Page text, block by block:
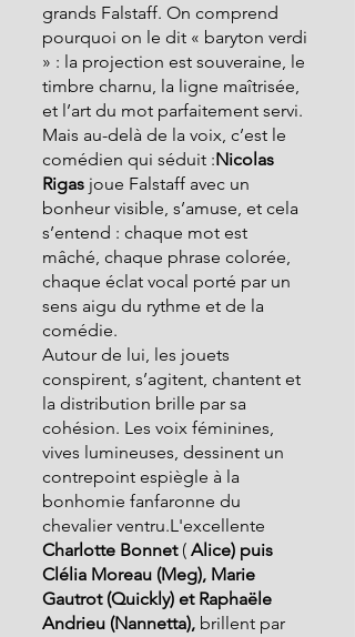
grands Falstaff. On comprend
pourquoi on le dit « baryton verdi
» : la projection est souveraine, le
timbre charnu, la ligne maîtrisée,
et l’art du mot parfaitement servi.
Mais au-delà de la voix, c’est le
comédien qui séduit :Nicolas
Rigas joue Falstaff avec un
bonheur visible, s’amuse, et cela
s’entend : chaque mot est
mâché, chaque phrase colorée,
chaque éclat vocal porté par un
sens aigu du rythme et de la
comédie.
Autour de lui, les jouets
conspirent, s’agitent, chantent et
la distribution brille par sa
cohésion. Les voix féminines,
vives lumineuses, dessinent un
contrepoint espiègle à la
bonhomie fanfaronne du
chevalier ventru.L'excellente
Charlotte Bonnet ( Alice) puis
Clélia Moreau (Meg), Marie
Gautrot (Quickly) et Raphaële
Andrieu (Nannetta), brillent par